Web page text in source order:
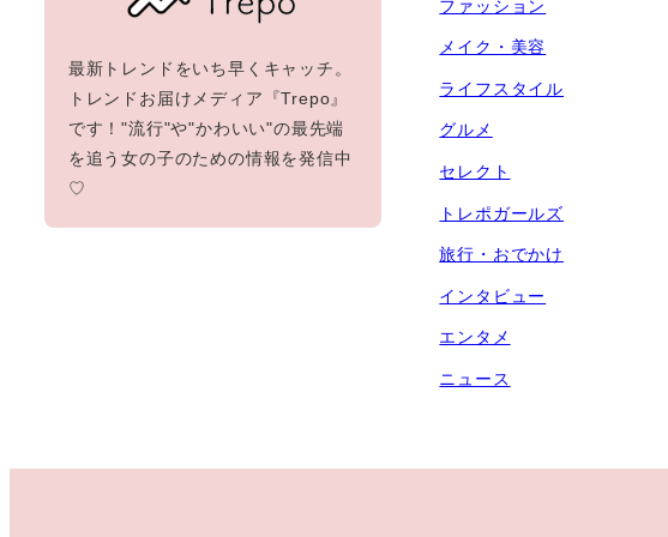
最新トレンドをいち早くキャッチ。
トレンドお届けメディア『Trepo』
です！"流行"や"かわいい"の最先端
を追う女の子のための情報を発信中
♡
ファッション
メイク・美容
ライフスタイル
グルメ
セレクト
トレポガールズ
旅行・おでかけ
インタビュー
エンタメ
ニュース